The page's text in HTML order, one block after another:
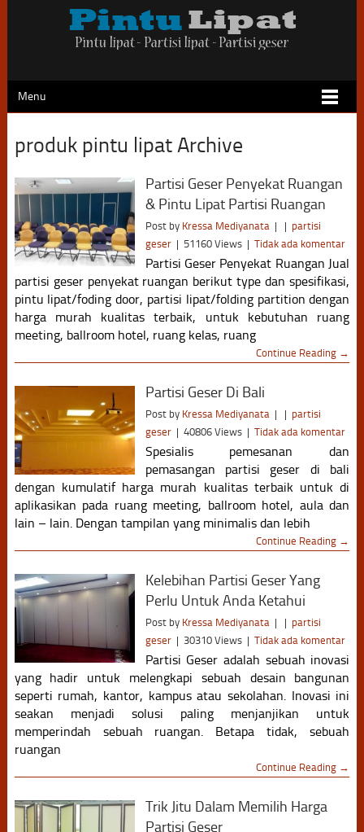
Menu
produk pintu lipat Archive
Partisi Geser Penyekat Ruangan
& Pintu Lipat Partisi Ruangan
Post by Kressa Mediyanata | | partisi
geser | 51160 Views | Tidak ada komentar
Partisi Geser Penyekat Ruangan Jual
partisi geser penyekat ruangan berikut type dan spesifikasi,
pintu lipat/foding door, partisi lipat/folding partition dengan
harga murah kualitas terbaik, untuk kebutuhan ruang
meeting, ballroom hotel, ruang kelas, ruang
Continue Reading →
Partisi Geser Di Bali
Post by Kressa Mediyanata | | partisi
geser | 40806 Views | Tidak ada komentar
Spesialis pemesanan dan
pemasangan partisi geser di bali
dengan kumulatif harga murah kualitas terbaik untuk di
aplikasikan pada ruang meeting, ballroom hotel, aula dan
lain – lain. Dengan tampilan yang minimalis dan lebih
Continue Reading →
Kelebihan Partisi Geser Yang
Perlu Untuk Anda Ketahui
Post by Kressa Mediyanata | | partisi
geser | 30310 Views | Tidak ada komentar
Partisi Geser adalah sebuah inovasi
yang hadir untuk melengkapi sebuah desain bangunan
seperti rumah, kantor, kampus atau sekolahan. Inovasi ini
seakan menjadi solusi paling menjanjikan untuk
memperindah sebuah ruangan. Betapa tidak, sebuah
ruangan
Continue Reading →
Trik Jitu Dalam Memilih Harga
Partisi Geser